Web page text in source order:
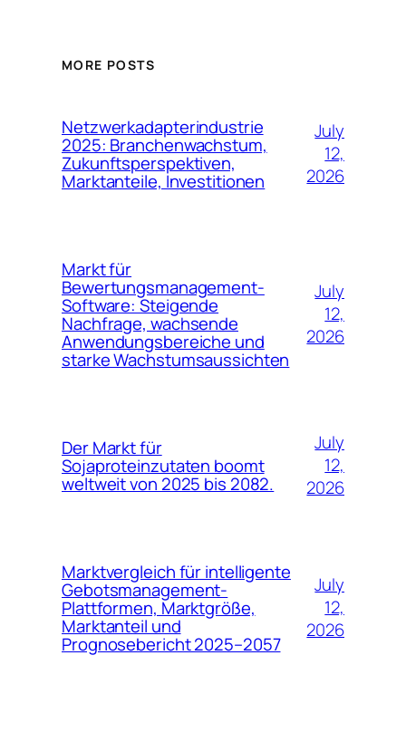
MORE POSTS
Netzwerkadapterindustrie
2025: Branchenwachstum,
Zukunftsperspektiven,
Marktanteile, Investitionen
July
12,
2026
Markt für
Bewertungsmanagement-
Software: Steigende
Nachfrage, wachsende
Anwendungsbereiche und
starke Wachstumsaussichten
July
12,
2026
Der Markt für
Sojaproteinzutaten boomt
weltweit von 2025 bis 2082.
July
12,
2026
Marktvergleich für intelligente
Gebotsmanagement-
Plattformen, Marktgröße,
Marktanteil und
Prognosebericht 2025–2057
July
12,
2026